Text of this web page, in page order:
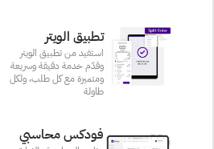
تطبيق الويتر
استفيد من تطبيق الويتر
وقدّم خدمة دقيقة وسريعة
ومتميزة مع كل طلب، ولكل
طاولة
فودكس محاسبي